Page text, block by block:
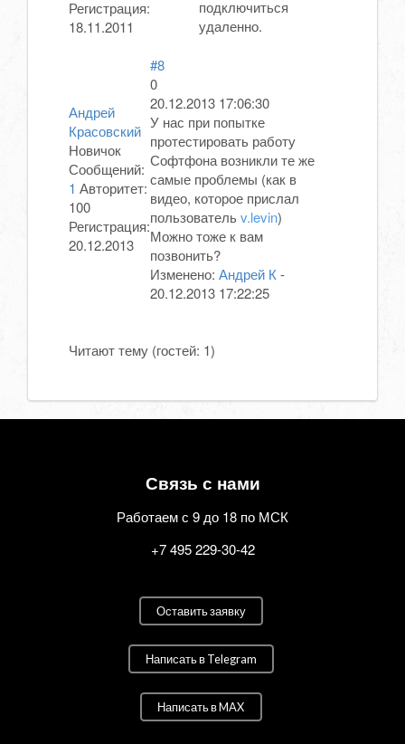
Регистрация:
18.11.2011
подключиться
удаленно.
Андрей
Красовский
Новичок
Сообщений:
1 Авторитет:
100
Регистрация:
20.12.2013
#8
0
20.12.2013 17:06:30
У нас при попытке
протестировать работу
Софтфона возникли те же
самые проблемы (как в
видео, которое прислал
пользовательv.levin)
Можно тоже к вам
позвонить?
Изменено: Андрей К-
20.12.2013 17:22:25
Читают тему (гостей: 1)
Связь с нами
Работаем с 9 до 18 по МСК
+7 495 229-30-42
Оставить заявку
Написать в Telegram
Написать в MAX